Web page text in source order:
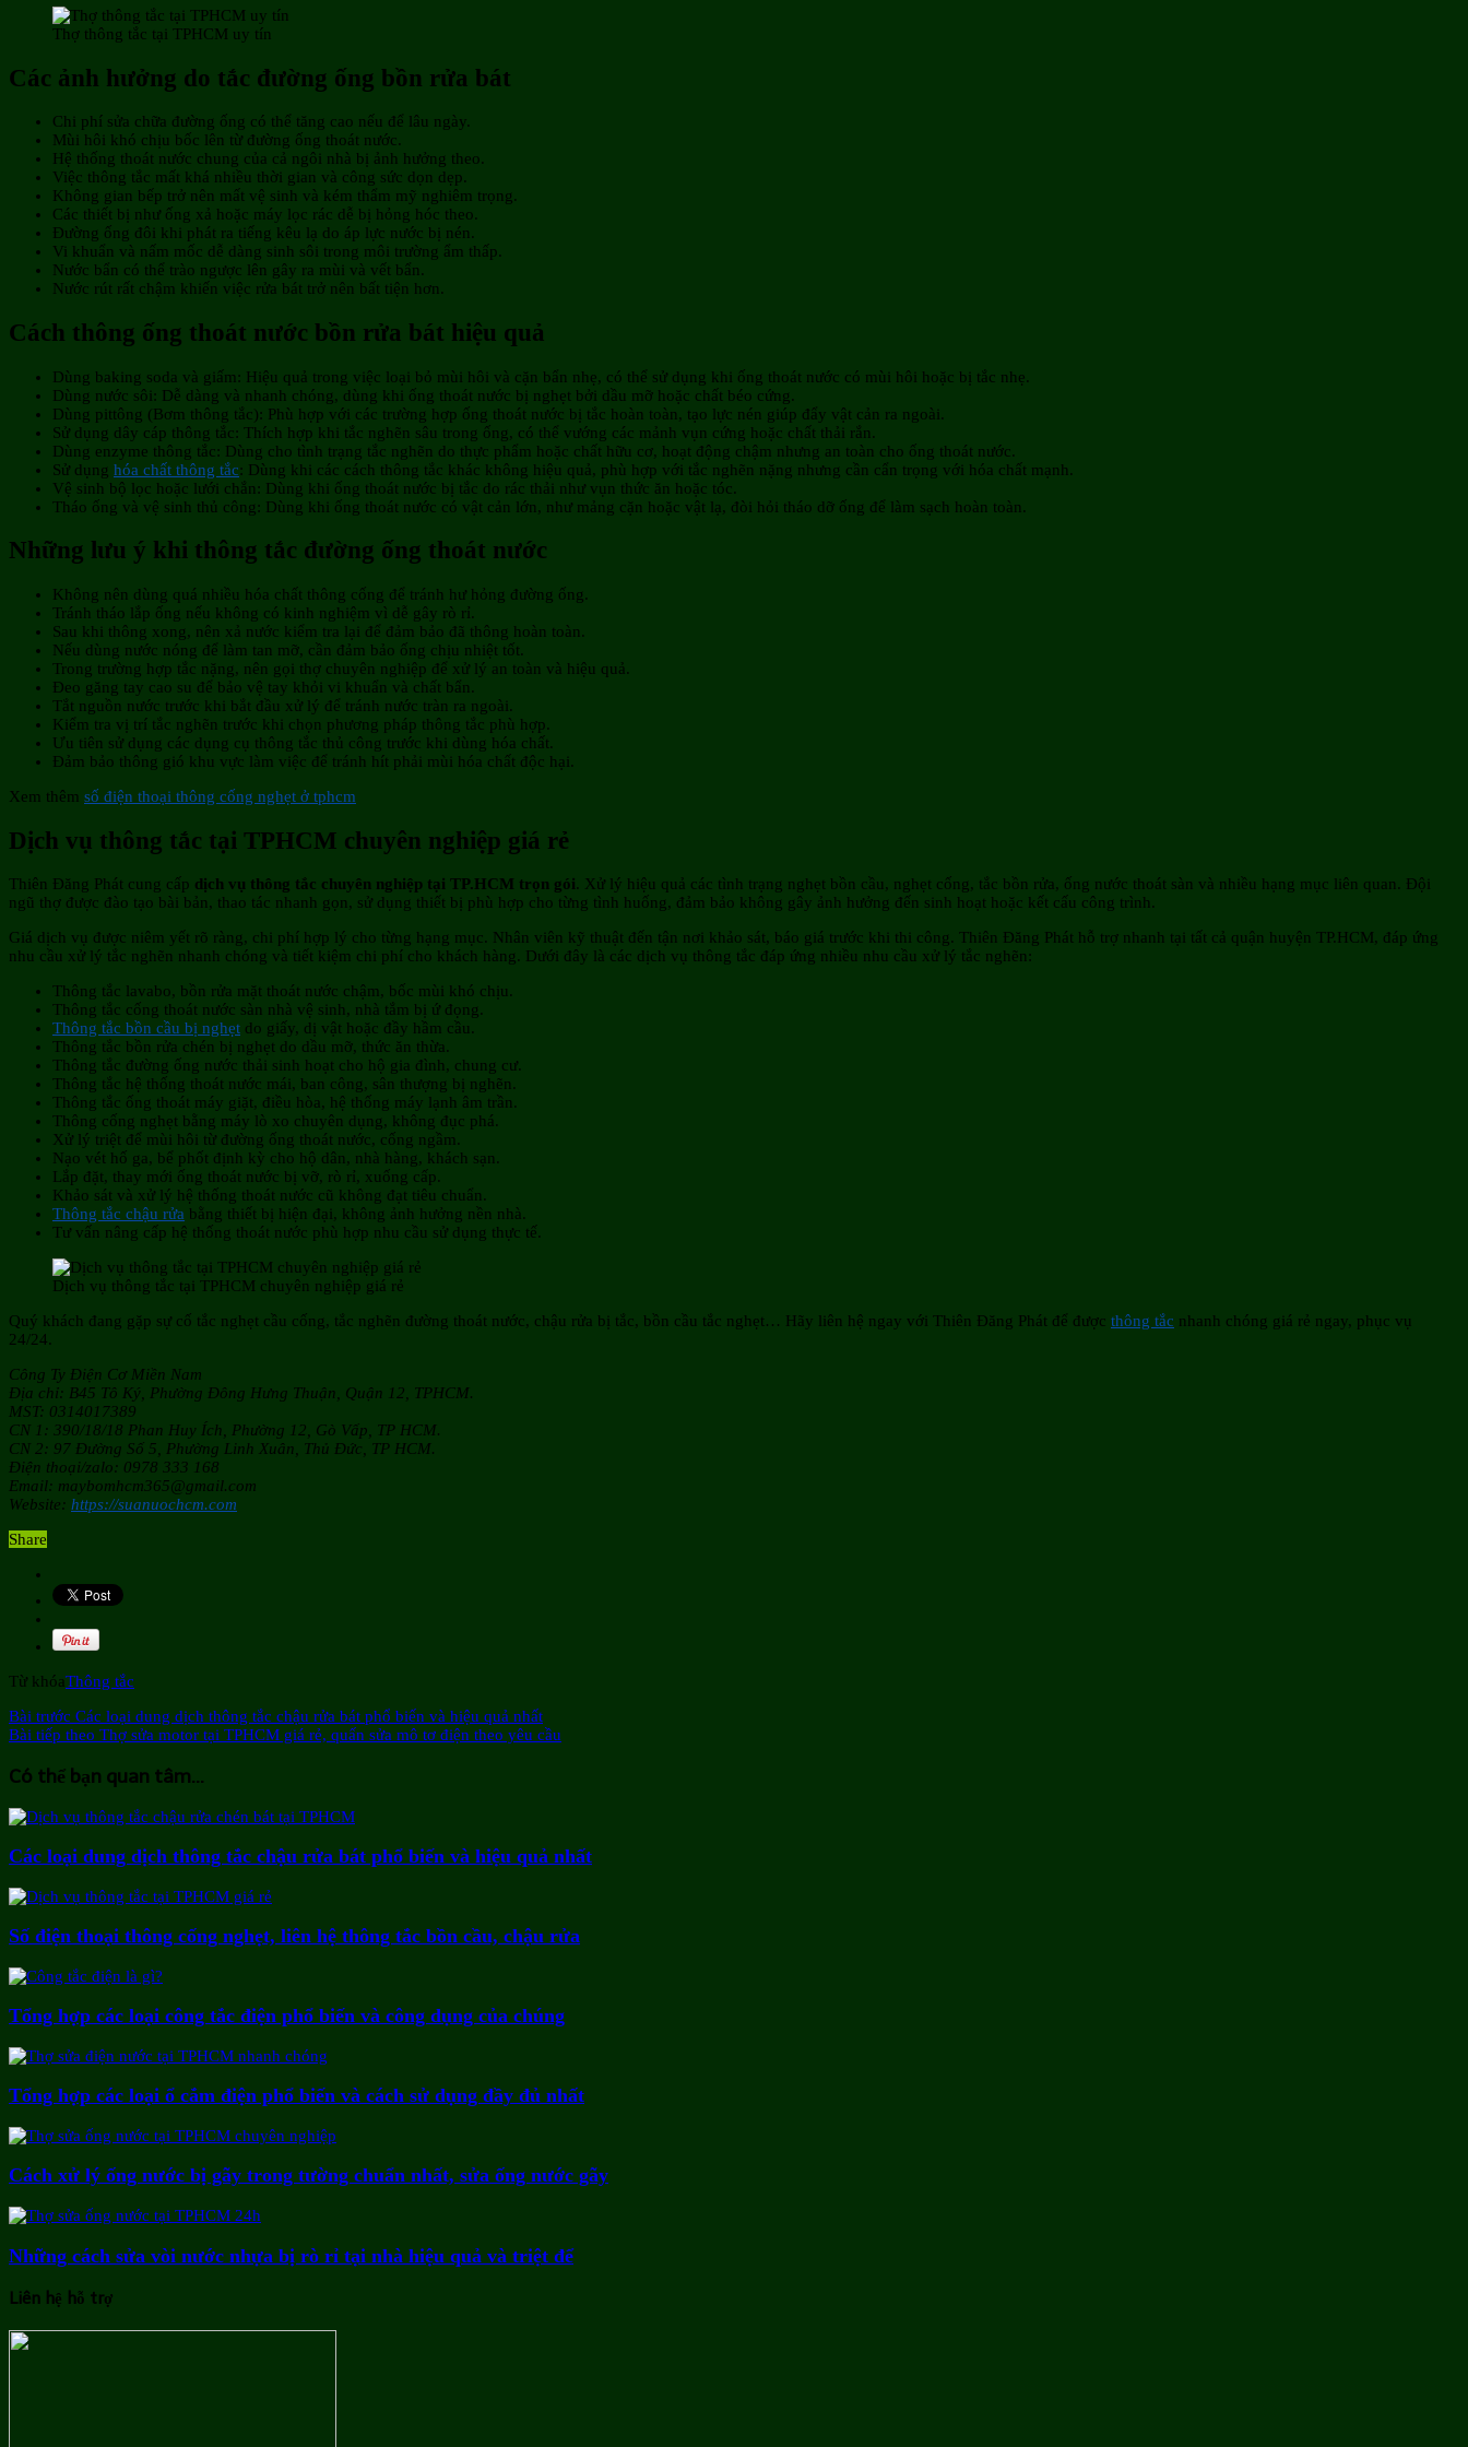
Thợ thông tắc tại TPHCM uy tín
Các ảnh hưởng do tắc đường ống bồn rửa bát
Chi phí sửa chữa đường ống có thể tăng cao nếu để lâu ngày.
Mùi hôi khó chịu bốc lên từ đường ống thoát nước.
Hệ thống thoát nước chung của cả ngôi nhà bị ảnh hưởng theo.
Việc thông tắc mất khá nhiều thời gian và công sức dọn dẹp.
Không gian bếp trở nên mất vệ sinh và kém thẩm mỹ nghiêm trọng.
Các thiết bị như ống xả hoặc máy lọc rác dễ bị hỏng hóc theo.
Đường ống đôi khi phát ra tiếng kêu lạ do áp lực nước bị nén.
Vi khuẩn và nấm mốc dễ dàng sinh sôi trong môi trường ẩm thấp.
Nước bẩn có thể trào ngược lên gây ra mùi và vết bẩn.
Nước rút rất chậm khiến việc rửa bát trở nên bất tiện hơn.
Cách thông ống thoát nước bồn rửa bát hiệu quả
Dùng baking soda và giấm: Hiệu quả trong việc loại bỏ mùi hôi và cặn bẩn nhẹ, có thể sử dụng khi ống thoát nước có mùi hôi hoặc bị tắc nhẹ.
Dùng nước sôi: Dễ dàng và nhanh chóng, dùng khi ống thoát nước bị nghẹt bởi dầu mỡ hoặc chất béo cứng.
Dùng pittông (Bơm thông tắc): Phù hợp với các trường hợp ống thoát nước bị tắc hoàn toàn, tạo lực nén giúp đẩy vật cản ra ngoài.
Sử dụng dây cáp thông tắc: Thích hợp khi tắc nghẽn sâu trong ống, có thể vướng các mảnh vụn cứng hoặc chất thải rắn.
Dùng enzyme thông tắc: Dùng cho tình trạng tắc nghẽn do thực phẩm hoặc chất hữu cơ, hoạt động chậm nhưng an toàn cho ống thoát nước.
Sử dụng hóa chất thông tắc: Dùng khi các cách thông tắc khác không hiệu quả, phù hợp với tắc nghẽn nặng nhưng cần cẩn trọng với hóa chất mạnh.
Vệ sinh bộ lọc hoặc lưới chắn: Dùng khi ống thoát nước bị tắc do rác thải như vụn thức ăn hoặc tóc.
Tháo ống và vệ sinh thủ công: Dùng khi ống thoát nước có vật cản lớn, như mảng cặn hoặc vật lạ, đòi hỏi tháo dỡ ống để làm sạch hoàn toàn.
Những lưu ý khi thông tắc đường ống thoát nước
Không nên dùng quá nhiều hóa chất thông cống để tránh hư hỏng đường ống.
Tránh tháo lắp ống nếu không có kinh nghiệm vì dễ gây rò rỉ.
Sau khi thông xong, nên xả nước kiểm tra lại để đảm bảo đã thông hoàn toàn.
Nếu dùng nước nóng để làm tan mỡ, cần đảm bảo ống chịu nhiệt tốt.
Trong trường hợp tắc nặng, nên gọi thợ chuyên nghiệp để xử lý an toàn và hiệu quả.
Đeo găng tay cao su để bảo vệ tay khỏi vi khuẩn và chất bẩn.
Tắt nguồn nước trước khi bắt đầu xử lý để tránh nước tràn ra ngoài.
Kiểm tra vị trí tắc nghẽn trước khi chọn phương pháp thông tắc phù hợp.
Ưu tiên sử dụng các dụng cụ thông tắc thủ công trước khi dùng hóa chất.
Đảm bảo thông gió khu vực làm việc để tránh hít phải mùi hóa chất độc hại.
Xem thêm số điện thoại thông cống nghẹt ở tphcm
Dịch vụ thông tắc tại TPHCM chuyên nghiệp giá rẻ
Thiên Đăng Phát cung cấp dịch vụ thông tắc chuyên nghiệp tại TP.HCM trọn gói. Xử lý hiệu quả các tình trạng nghẹt bồn cầu, nghẹt cống, tắc bồn rửa, ống nước thoát sàn và nhiều hạng mục liên quan. Đội
ngũ thợ được đào tạo bài bản, thao tác nhanh gọn, sử dụng thiết bị phù hợp cho từng tình huống, đảm bảo không gây ảnh hưởng đến sinh hoạt hoặc kết cấu công trình.
Giá dịch vụ được niêm yết rõ ràng, chi phí hợp lý cho từng hạng mục. Nhân viên kỹ thuật đến tận nơi khảo sát, báo giá trước khi thi công. Thiên Đăng Phát hỗ trợ nhanh tại tất cả quận huyện TP.HCM, đáp ứng
nhu cầu xử lý tắc nghẽn nhanh chóng và tiết kiệm chi phí cho khách hàng. Dưới đây là các dịch vụ thông tắc đáp ứng nhiều nhu cầu xử lý tắc nghẽn:
Thông tắc lavabo, bồn rửa mặt thoát nước chậm, bốc mùi khó chịu.
Thông tắc cống thoát nước sàn nhà vệ sinh, nhà tắm bị ứ đọng.
Thông tắc bồn cầu bị nghẹt do giấy, dị vật hoặc đầy hầm cầu.
Thông tắc bồn rửa chén bị nghẹt do dầu mỡ, thức ăn thừa.
Thông tắc đường ống nước thải sinh hoạt cho hộ gia đình, chung cư.
Thông tắc hệ thống thoát nước mái, ban công, sân thượng bị nghẽn.
Thông tắc ống thoát máy giặt, điều hòa, hệ thống máy lạnh âm trần.
Thông cống nghẹt bằng máy lò xo chuyên dụng, không đục phá.
Xử lý triệt để mùi hôi từ đường ống thoát nước, cống ngầm.
Nạo vét hố ga, bể phốt định kỳ cho hộ dân, nhà hàng, khách sạn.
Lắp đặt, thay mới ống thoát nước bị vỡ, rò rỉ, xuống cấp.
Khảo sát và xử lý hệ thống thoát nước cũ không đạt tiêu chuẩn.
Thông tắc chậu rửa bằng thiết bị hiện đại, không ảnh hưởng nền nhà.
Tư vấn nâng cấp hệ thống thoát nước phù hợp nhu cầu sử dụng thực tế.
Dịch vụ thông tắc tại TPHCM chuyên nghiệp giá rẻ
Quý khách đang gặp sự cố tắc nghẹt cầu cống, tắc nghẽn đường thoát nước, chậu rửa bị tắc, bồn cầu tắc nghẹt… Hãy liên hệ ngay với Thiên Đăng Phát để được thông tắc nhanh chóng giá rẻ ngay, phục vụ
24/24.
Công Ty Điện Cơ Miền Nam
Địa chỉ: B45 Tô Ký, Phường Đông Hưng Thuận, Quận 12, TPHCM.
MST: 0314017389
CN 1: 390/18/18 Phan Huy Ích, Phường 12, Gò Vấp, TP HCM.
CN 2: 97 Đường Số 5, Phường Linh Xuân, Thủ Đức, TP HCM.
Điện thoại/zalo: 0978 333 168
Email: maybomhcm365@gmail.com
Website: https://suanuochcm.com
Share
Từ khóaThông tắc
Bài trước Các loại dung dịch thông tắc chậu rửa bát phổ biến và hiệu quả nhất
Bài tiếp theo Thợ sửa motor tại TPHCM giá rẻ, quấn sửa mô tơ điện theo yêu cầu
Có thể bạn quan tâm...
Các loại dung dịch thông tắc chậu rửa bát phổ biến và hiệu quả nhất
Số điện thoại thông cống nghẹt, liên hệ thông tắc bồn cầu, chậu rửa
Tổng hợp các loại công tắc điện phổ biến và công dụng của chúng
Tổng hợp các loại ổ cắm điện phổ biến và cách sử dụng đầy đủ nhất
Cách xử lý ống nước bị gãy trong tường chuẩn nhất, sửa ống nước gãy
Những cách sửa vòi nước nhựa bị rò rỉ tại nhà hiệu quả và triệt để
Liên hệ hỗ trợ